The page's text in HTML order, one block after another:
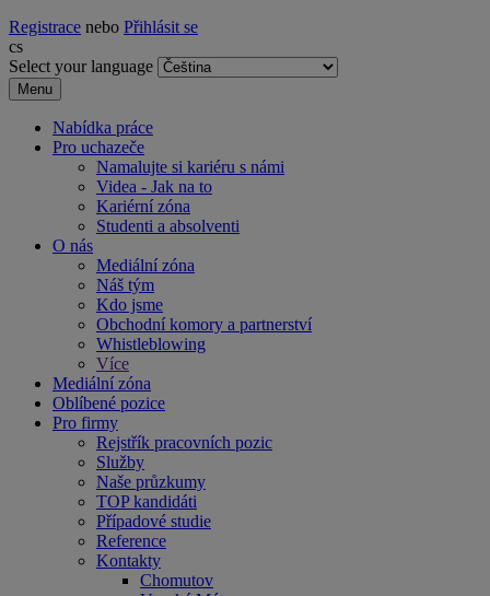
Registrace nebo Přihlásit se
cs
Select your language
Menu
Nabídka práce
Pro uchazeče
Namalujte si kariéru s námi
Videa - Jak na to
Kariérní zóna
Studenti a absolventi
O nás
Mediální zóna
Náš tým
Kdo jsme
Obchodní komory a partnerství
Whistleblowing
Více
Mediální zóna
Oblíbené pozice
Pro firmy
Rejstřík pracovních pozic
Služby
Naše průzkumy
TOP kandidáti
Případové studie
Reference
Kontakty
Chomutov